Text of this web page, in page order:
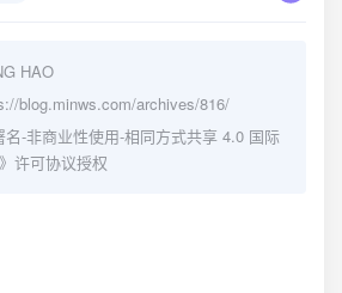
HAO
blog.minws.com/archives/816/
名-非商业性使用-相同方式共享 4.0 国际
》许可协议授权